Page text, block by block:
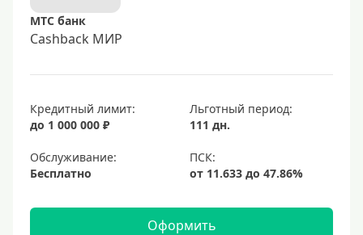
МТС банк
Cashback МИР
Кредитный лимит:
до 1 000 000 ₽
Льготный период:
111 дн.
Обслуживание:
Бесплатно
Оформить